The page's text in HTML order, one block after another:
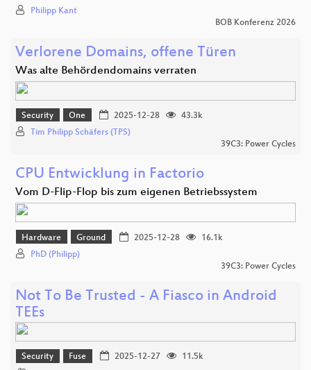
Philipp Kant
BOB Konferenz 2026
Verlorene Domains, offene Türen
Was alte Behördendomains verraten
Security One 2025-12-28
43.3k
Tim Philipp Schäfers (TPS)
39C3: Power Cycles
CPU Entwicklung in Factorio
Vom D-Flip-Flop bis zum eigenen Betriebssystem
Hardware Ground 2025-12-28
16.1k
PhD (Philipp)
39C3: Power Cycles
Not To Be Trusted - A Fiasco in Android
TEEs
Security Fuse 2025-12-27
11.5k